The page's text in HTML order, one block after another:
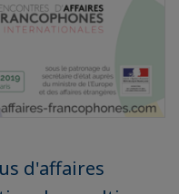
d'affaires